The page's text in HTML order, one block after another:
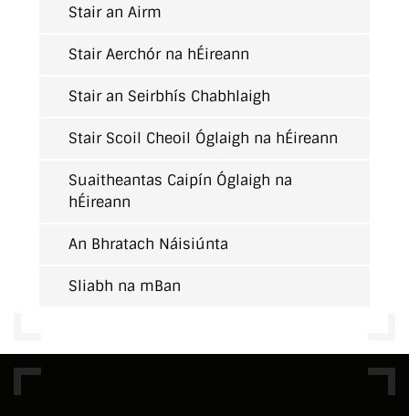
Stair an Airm
Stair Aerchór na hÉireann
Stair an Seirbhís Chabhlaigh
Stair Scoil Cheoil Óglaigh na hÉireann
Suaitheantas Caipín Óglaigh na
hÉireann
An Bhratach Náisiúnta
Sliabh na mBan